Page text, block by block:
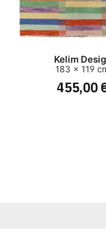
Kelim
183 x 119
455,00